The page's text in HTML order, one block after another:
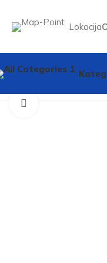
Lokacija
Kliknite za veću